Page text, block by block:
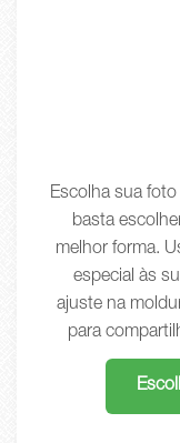
Escolha sua
basta
melhor forma.
especial às
ajuste na
para